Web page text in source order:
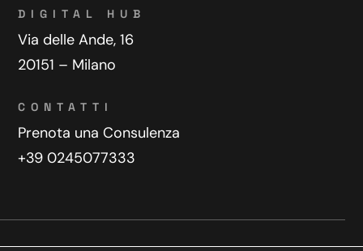
DIGITAL HUB
Via delle Ande, 16
20151 – Milano
CONTATTI
Prenota una Consulenza
+39 0245077333